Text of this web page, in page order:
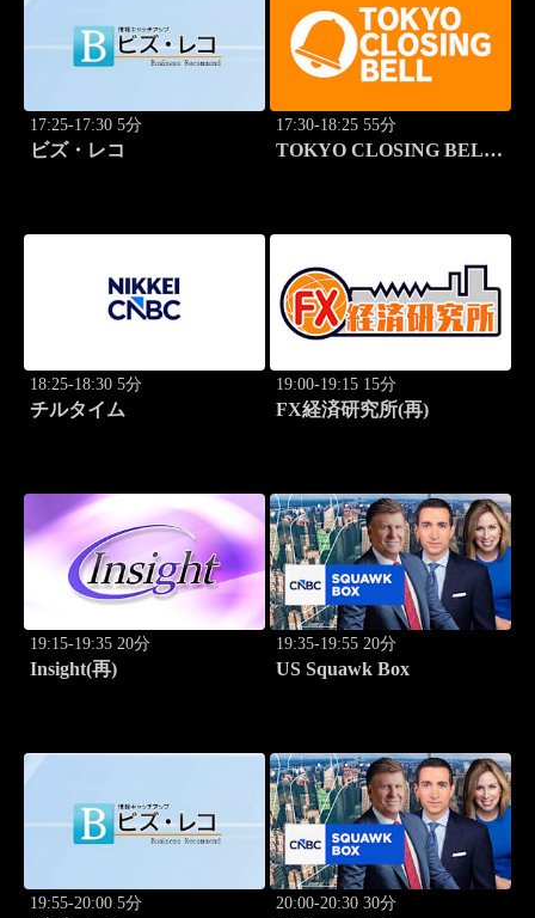
17:25-17:30 5分
ビズ・レコ
17:30-18:25 55分
TOKYO CLOSING BELL
18:25-18:30 5分
チルタイム
19:00-19:15 15分
FX経済研究所(再)
19:15-19:35 20分
Insight(再)
19:35-19:55 20分
US Squawk Box
19:55-20:00 5分 20:00-20:30 30分